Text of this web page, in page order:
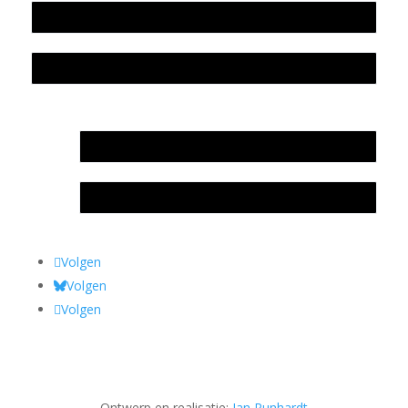
Volgen
Volgen
Volgen